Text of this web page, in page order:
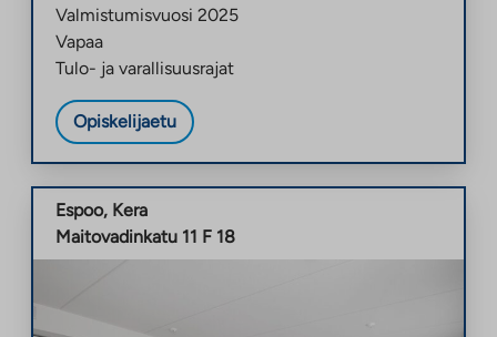
Valmistumisvuosi 2025
Vapaa
Tulo- ja varallisuusrajat
Opiskelijaetu
Espoo, Kera
Maitovadinkatu 11 F 18